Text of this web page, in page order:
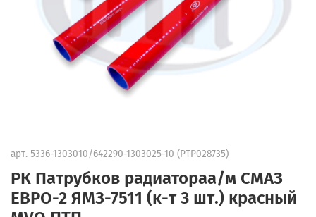
арт. 5336-1303010/642290-1303025-10 (PTP028735)
РК Патрубков радиатораа/м СМАЗ
ЕВРО-2 ЯМЗ-7511 (к-т 3 шт.) красный